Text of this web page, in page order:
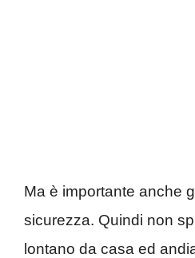
Ma è importante anche
sicurezza. Quindi non
lontano da casa ed